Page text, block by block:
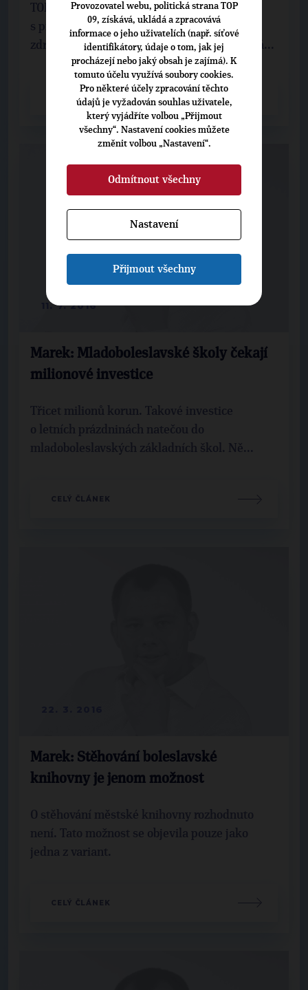
TOP 09 vstupuje do krajských voleb
s programem nazvaným Středočeský kraj –
zdravé srdce Čech. Co v tomto programu jevá...
CELÝ ČLÁNEK
11. 7. 2016
Marek: Mladoboleslavské školy čekají
milionové investice
Třicet milionů korun. Takové investice
o letních prázdninách natečou do
mladoboleslavských základních škol. Ně...
CELÝ ČLÁNEK
Marek: Stěhování boleslavské
knihovny je jenom možnost
O stěhování městské knihovny rozhodnuto
není. Tato možnost se objevila pouze jako
jedna z variant.
CELÝ ČLÁNEK
Provozovatel webu, politická strana TOP
09, získává, ukládá a zpracovává
informace o jeho uživatelích (např. síťové
identifikátory, údaje o tom, jak jej
procházejí nebo jaký obsah je zajímá). K
tomuto účelu využívá soubory cookies.
Pro některé účely zpracování těchto
údajů je vyžadován souhlas uživatele,
který vyjádříte volbou „Přijmout
všechny“. Nastavení cookies můžete
změnit volbou „Nastavení“.
Odmítnout všechny
Nastavení
Přijmout všechny